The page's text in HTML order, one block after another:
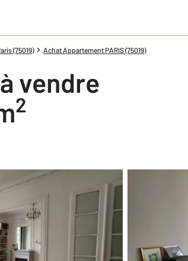
(75019) Achat Appartement PARIS (75019)
vendre
2